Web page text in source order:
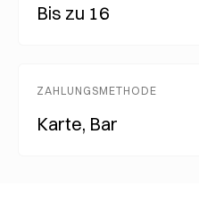
Bis zu 16
ZAHLUNGSMETHODE
Karte, Bar